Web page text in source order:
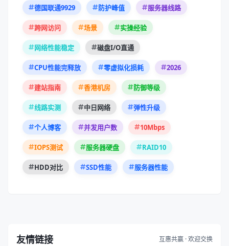
德国联通9929 防护峰值 服务器线路
跨网访问 场景 实操经验
网络性能稳定 磁盘I/O直通
CPU性能完释放 零虚拟化损耗 2026
建站指南 香港机房 防御等级
线路实测 中日网络 弹性升级
个人博客 并发用户数 10Mbps
IOPS测试 服务器硬盘 RAID10
HDD对比 SSD性能 服务器性能
友情链接 互惠共赢 · 欢迎交换